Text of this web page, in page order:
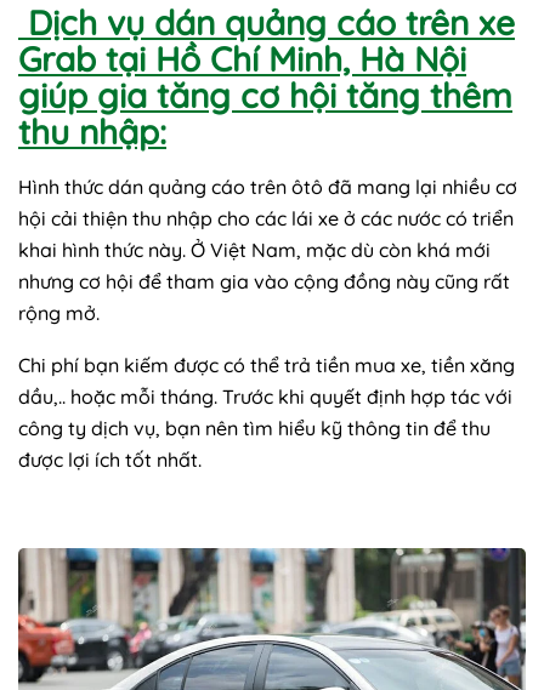
Dịch vụ dán quảng cáo trên xe
Grab tại Hồ Chí Minh, Hà Nội
giúp gia tăng cơ hội tăng thêm
thu nhập:
Hình thức dán quảng cáo trên ôtô đã mang lại nhiều cơ
hội cải thiện thu nhập cho các lái xe ở các nước có triển
khai hình thức này. Ở Việt Nam, mặc dù còn khá mới
nhưng cơ hội để tham gia vào cộng đồng này cũng rất
rộng mở.
Chi phí bạn kiếm được có thể trả tiền mua xe, tiền xăng
dầu,.. hoặc mỗi tháng. Trước khi quyết định hợp tác với
công ty dịch vụ, bạn nên tìm hiểu kỹ thông tin để thu
được lợi ích tốt nhất.